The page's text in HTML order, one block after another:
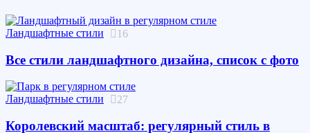
Ландшафтные стили 16
Все стили ландшафтного дизайна, список с фото
Ландшафтные стили 27
Королевский масштаб: регулярный стиль в